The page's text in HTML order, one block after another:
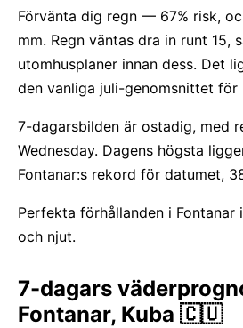
Förvänta dig regn — 67% risk,
mm. Regn väntas dra in runt 15,
utomhusplaner innan dess. Det
den vanliga juli-genomsnittet för
7-dagarsbilden är ostadig, med
Wednesday. Dagens högsta
Fontanar:s rekord för datumet,
Perfekta förhållanden i
och njut.
7-dagars
Fontanar, Kuba 🇨🇺